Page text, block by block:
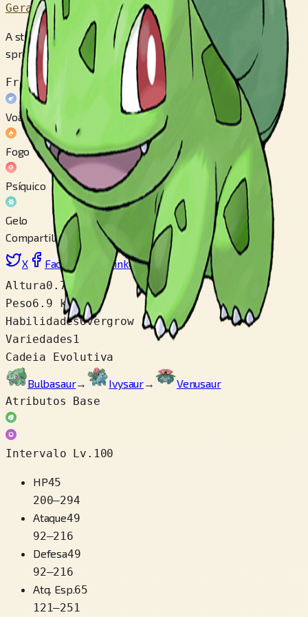
Geração 1
A strange seed was planted on its back at birth. The plant
sprouts and grows with this POKéMON.
Fraco contra
Voador
Fogo
Psíquico
Gelo
Compartilhar
X Facebook LinkedIn Reddit
Altura0.7 m
Peso6.9 kg
HabilidadesOvergrow
Variedades 1
Cadeia Evolutiva
Bulbasaur→ Ivysaur→
Venusaur
Atributos Base
Intervalo Lv.100
HP45
200–294
Ataque49
92–216
Defesa49
92–216
Atq. Esp.65
121–251